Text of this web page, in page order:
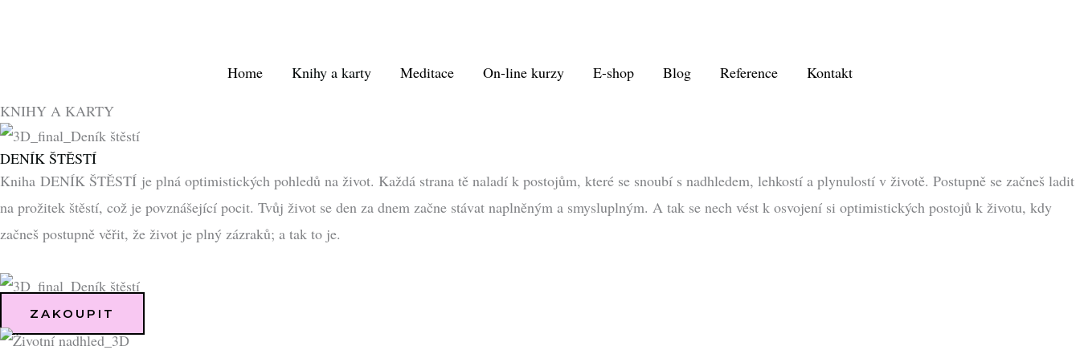
Home Knihy a karty Meditace On-line kurzy E-shop Blog Reference
Kontakt
KNIHY A KARTY
DENÍK ŠTĚSTÍ
Kniha DENÍK ŠTĚSTÍ je plná optimistických pohledů na život. Každá strana tě naladí k postojům, které se snoubí s nadhledem, lehkostí a plynulostí v životě. Postupně se začneš ladit
na prožitek štěstí, což je povznášející pocit. Tvůj život se den za dnem začne stávat naplněným a smysluplným. A tak se nech vést k osvojení si optimistických postojů k životu, kdy
začneš postupně věřit, že život je plný zázraků; a tak to je.
ZAKOUPIT